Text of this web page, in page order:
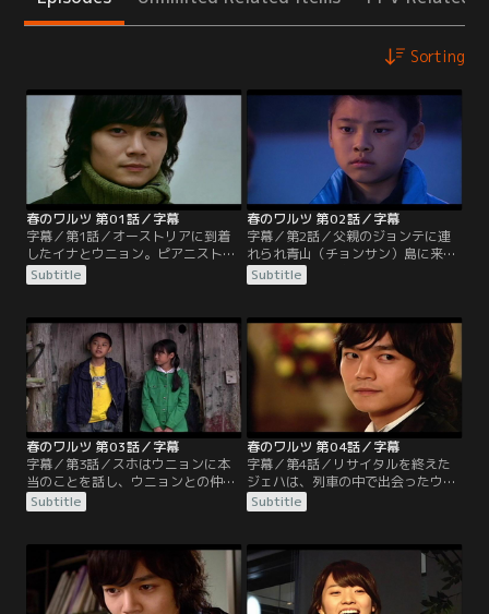
Sorting
春のワルツ 第01話／字幕
字幕／第1話／オーストリアに到着
したイナとウニョン。ピアニストと
して活躍する幼なじみのジェハと15
年ぶりに再会するイナは、すでにと
ナに対してのジェハの反応は冷たか
った。一方でガイドを買って出たフ
ィリップとウィーン市街を観光する
ウニョンは、生まれて初めての海外
旅行を楽しんでいた。
Subtitle
春のワルツ 第02話／字幕
字幕／第2話／父親のジョンテに連
れられ青山（チョンサン）島に来た
スホ。慣れない島から早く出たいス
ホだが、そんなスホを残してジョン
途方に暮れているスホに話しかける
一人の少女、ウニョンがいた。スホ
はジョンテが戻ってくるまで、ウニ
ョンの家で暮らすことになる。スホ
はウニョンの優しさを迷惑としか感
Subtitle
春のワルツ 第03話／字幕
字幕／第3話／スホはウニョンに本
当のことを話し、ウニョンとの仲を
取り戻したいと願う。しかし父親の
ジョンテは問題を起こし、島を出て
ウニョンのために父親を探すと島を
出ようとし、それを見たウニョンも
一緒に船に乗るが…。
Subtitle
春のワルツ 第04話／字幕
字幕／第4話／リサイタルを終えた
ジェハは、列車の中で出会ったウニ
ョンを待つ。しかしウニョンは出会
った時と違うジェハの姿にがっかり
はそんなウニョンを連れてパーティ
ー会場に行く。ジェハ、ウニョン、
フィリップ、イナ、4人が初めて集
まることになるが…。
Subtitle